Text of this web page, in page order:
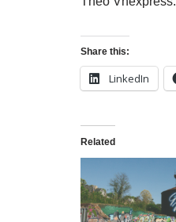
Share this:
LinkedIn
Related